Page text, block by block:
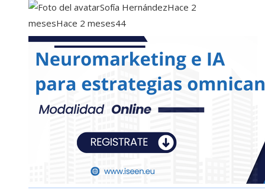
Sofía HernándezHace 2
mesesHace 2 meses44